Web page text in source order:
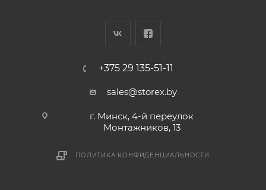
+375 29 135-51-11
sales@storex.by
г. Минск, 4-й переулок
Монтажников, 13
ПОЛИТИКА КОНФИДЕНЦИАЛЬНОСТИ